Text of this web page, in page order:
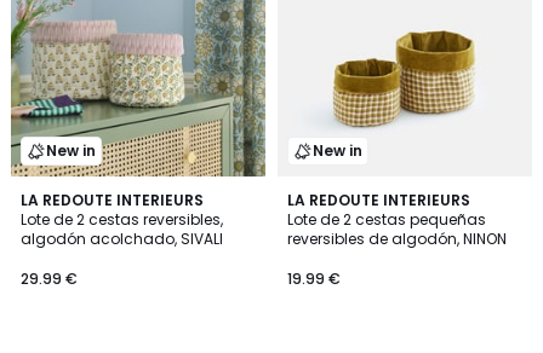
New in
LA REDOUTE INTERIEURS
Lote de 2 cestas reversibles,
algodón acolchado, SIVALI
29.99 €
New in
LA REDOUTE INTERIEURS
Lote de 2 cestas pequeñas
reversibles de algodón, NINON
19.99 €